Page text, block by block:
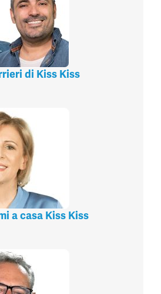
di Kiss Kiss
a casa Kiss Kiss